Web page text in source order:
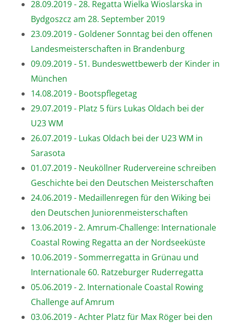
28.09.2019 - 28. Regatta Wielka Wioslarska in
Bydgoszcz am 28. September 2019
23.09.2019 - Goldener Sonntag bei den offenen
Landesmeisterschaften in Brandenburg
09.09.2019 - 51. Bundeswettbewerb der Kinder in
München
14.08.2019 - Bootspflegetag
29.07.2019 - Platz 5 fürs Lukas Oldach bei der
U23 WM
26.07.2019 - Lukas Oldach bei der U23 WM in
Sarasota
01.07.2019 - Neuköllner Rudervereine schreiben
Geschichte bei den Deutschen Meisterschaften
24.06.2019 - Medaillenregen für den Wiking bei
den Deutschen Juniorenmeisterschaften
13.06.2019 - 2. Amrum-Challenge: Internationale
Coastal Rowing Regatta an der Nordseeküste
10.06.2019 - Sommerregatta in Grünau und
Internationale 60. Ratzeburger Ruderregatta
05.06.2019 - 2. Internationale Coastal Rowing
Challenge auf Amrum
03.06.2019 - Achter Platz für Max Röger bei den